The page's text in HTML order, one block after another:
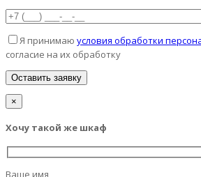
Я принимаю условия обработки
согласие на их обработку
×
Хочу такой же шкаф
Ваше имя